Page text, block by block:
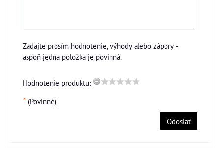
Zadajte prosím hodnotenie, výhody alebo zápory -
aspoň jedna položka je povinná.
Hodnotenie produktu:
* (Povinné)
Odoslať